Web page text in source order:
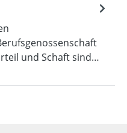
und Schaft sind…